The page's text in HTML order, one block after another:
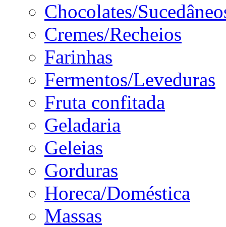
Chocolates/
Cremes/Recheios
Farinhas
Fermentos/Leveduras
Fruta confitada
Geladaria
Geleias
Gorduras
Horeca/Doméstica
Massas